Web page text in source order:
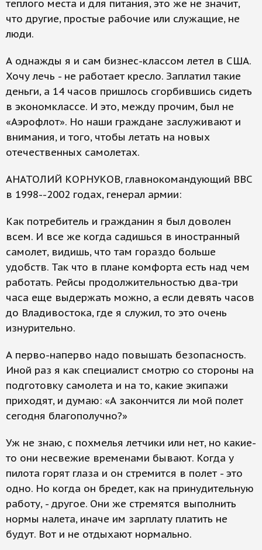
теплого места и для питания, это же не значит,
что другие, простые рабочие или служащие, не
люди.
А однажды я и сам бизнес-классом летел в США.
Хочу лечь - не работает кресло. Заплатил такие
деньги, а 14 часов пришлось сгорбившись сидеть
в экономклассе. И это, между прочим, был не
«Аэрофлот». Но наши граждане заслуживают и
внимания, и того, чтобы летать на новых
отечественных самолетах.
АНАТОЛИЙ КОРНУКОВ, главнокомандующий ВВС
в 1998--2002 годах, генерал армии:
Как потребитель и гражданин я был доволен
всем. И все же когда садишься в иностранный
самолет, видишь, что там гораздо больше
удобств. Так что в плане комфорта есть над чем
работать. Рейсы продолжительностью два-три
часа еще выдержать можно, а если девять часов
до Владивостока, где я служил, то это очень
изнурительно.
А перво-наперво надо повышать безопасность.
Иной раз я как специалист смотрю со стороны на
подготовку самолета и на то, какие экипажи
приходят, и думаю: «А закончится ли мой полет
сегодня благополучно?»
Уж не знаю, с похмелья летчики или нет, но какие-
то они несвежие временами бывают. Когда у
пилота горят глаза и он стремится в полет - это
одно. Но когда он бредет, как на принудительную
работу, - другое. Они же стремятся выполнить
нормы налета, иначе им зарплату платить не
будут. Вот и не отдыхают нормально.